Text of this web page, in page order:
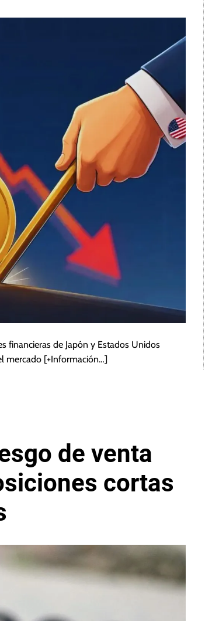
financieras de Japón y Estados Unidos
mercado [+Información…]
de venta
cortas